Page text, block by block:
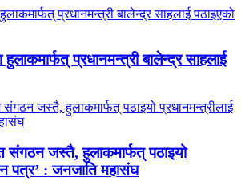
प्रधानमन्त्री बालेन्द्र साहलाई
संगठन जस्तै, हुलाकमार्फत् पठाइयो
पत्र’ : जनजाति महासंघ